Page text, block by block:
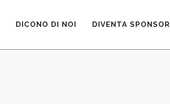
DICONO DI NOI DIVENTA SPONSOR